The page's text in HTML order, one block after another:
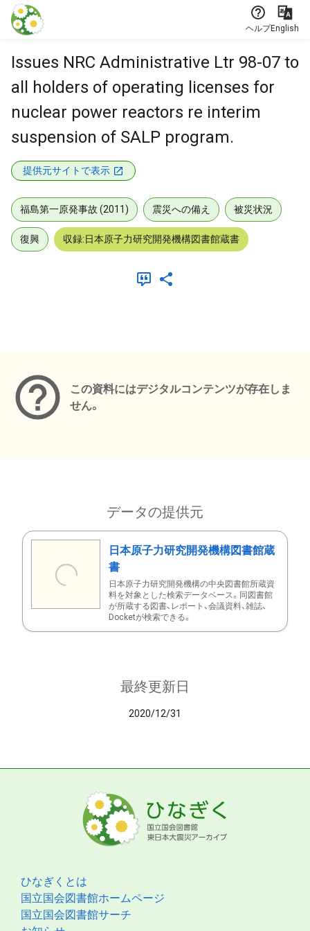
本文に飛ぶ
ヘルプEnglish
Issues NRC Administrative Ltr 98-07 to
all holders of operating licenses for
nuclear power reactors re interim
suspension of SALP program.
提供元サイトで表示
福島第一原発事故 (2011) 震災への備え 被災状況
復興 収録:日本原子力研究開発機構図書館蔵書
この資料にはデジタルコンテンツが存在しま
せん。
データの提供元
日本原子力研究開発機構図書館蔵
書
日本原子力研究開発機構の中央図書館所蔵資
料を対象とした検索データベース。同図書館
が所蔵する図書、レポート、会議資料、雑誌、
Docketが検索できる。
最終更新日
2020/12/31
ひなぎくとは
国立国会図書館ホームページ
国立国会図書館サーチ